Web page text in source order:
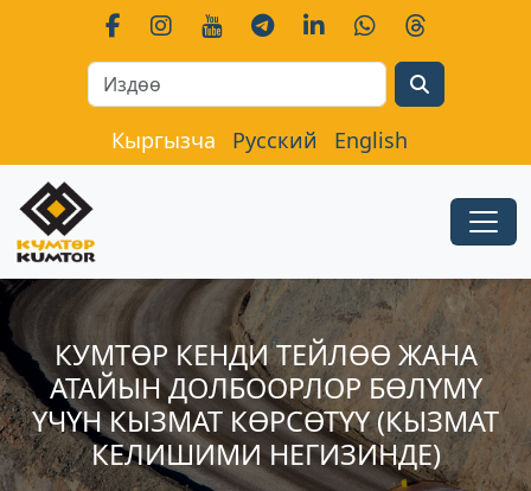
Кыргызча Русский English
КУМТӨР КЕНДИ ТЕЙЛӨӨ ЖАНА
АТАЙЫН ДОЛБООРЛОР БӨЛҮМҮ
ҮЧҮН КЫЗМАТ КӨРСӨТҮҮ (КЫЗМАТ
КЕЛИШИМИ НЕГИЗИНДЕ)